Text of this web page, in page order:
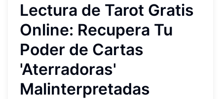
Lectura de Tarot Gratis
Online: Recupera Tu
Poder de Cartas
'Aterradoras'
Malinterpretadas